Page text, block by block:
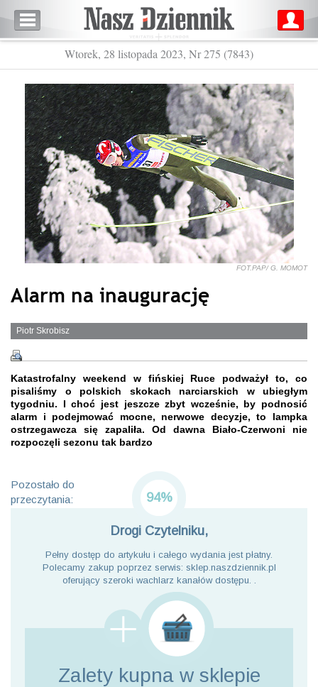
Wtorek, 28 listopada 2023, Nr 275 (7843)
FOT.PAP/ G. MOMOT
Alarm na inaugurację
Piotr Skrobisz
Katastrofalny weekend w fińskiej Ruce podważył to, co
pisaliśmy o polskich skokach narciarskich w ubiegłym
tygodniu. I choć jest jeszcze zbyt wcześnie, by podnosić
alarm i podejmować mocne, nerwowe decyzje, to lampka
ostrzegawcza się zapaliła. Od dawna Biało-Czerwoni nie
rozpoczęli sezonu tak bardzo
Pozostało do
przeczytania:
94%
Drogi Czytelniku,
Pełny dostęp do artykułu i całego wydania jest płatny.
Polecamy zakup poprzez serwis: sklep.naszdziennik.pl
oferujący szeroki wachlarz kanałów dostępu. .
Zalety kupna w sklepie